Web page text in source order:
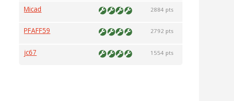
Micad 2884 pts
PFAFF59 2792 pts
jc67 1554 pts